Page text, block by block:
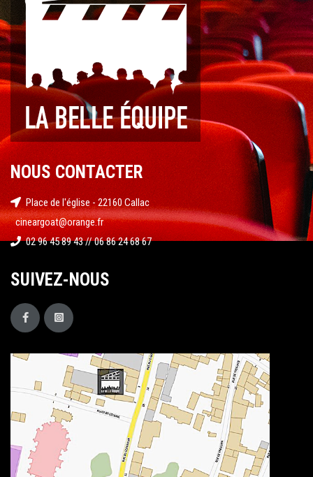
NOUS CONTACTER
Place de l'église - 22160 Callac
cineargoat@orange.fr
02 96 45 89 43 // 06 86 24 68 67
SUIVEZ-NOUS